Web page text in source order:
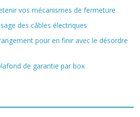
vos mécanismes de fermeture
des câbles électriques
pour en finir avec le désordre
de garantie par box